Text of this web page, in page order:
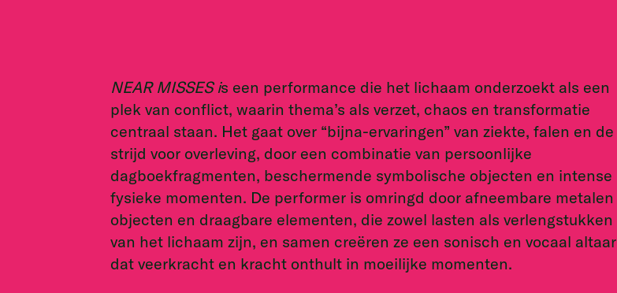
NEAR MISSES is een performance die het lichaam onderzoekt als een
plek van conflict, waarin thema’s als verzet, chaos en transformatie
centraal staan. Het gaat over “bijna-ervaringen” van ziekte, falen en de
strijd voor overleving, door een combinatie van persoonlijke
dagboekfragmenten, beschermende symbolische objecten en intense
fysieke momenten. De performer is omringd door afneembare metalen
objecten en draagbare elementen, die zowel lasten als verlengstukken
van het lichaam zijn, en samen creëren ze een sonisch en vocaal altaar
dat veerkracht en kracht onthult in moeilijke momenten.